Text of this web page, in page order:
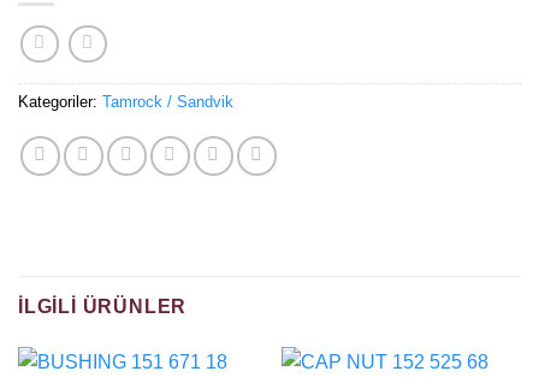
Kategoriler: Tamrock / Sandvik
İLGILI ÜRÜNLER